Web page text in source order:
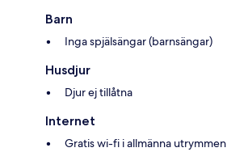
Barn
Inga spjälsängar (barnsängar)
Husdjur
Djur ej tillåtna
Internet
Gratis wi-fi i allmänna utrymmen